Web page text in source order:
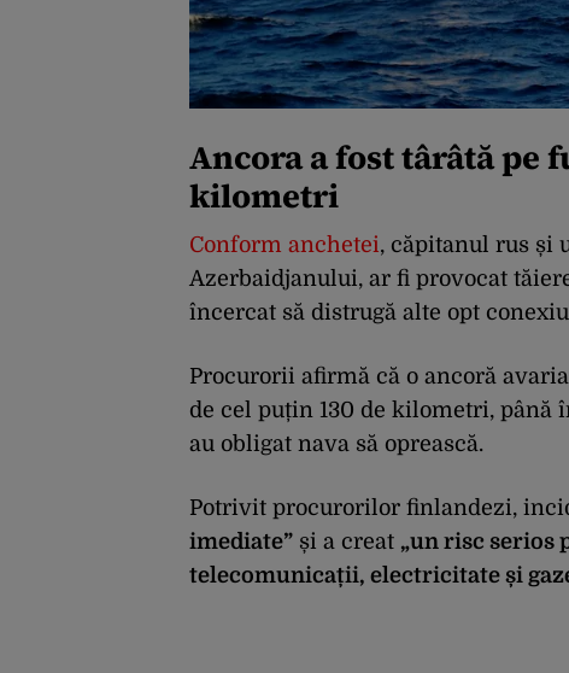
Ancora a fost târâtă pe
kilometri
Conform anchetei, căpitanul rus și
Azerbaidjanului, ar fi provocat
încercat să distrugă alte opt
Procurorii afirmă că o ancoră
de cel puțin 130 de kilometri,
au obligat nava să oprească.
Potrivit procurorilor finlandezi,
imediate” și a creat „un risc serios
telecomunicații, electricitate și